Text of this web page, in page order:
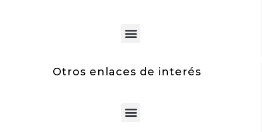
Menu
Otros enlaces de interés
Menu